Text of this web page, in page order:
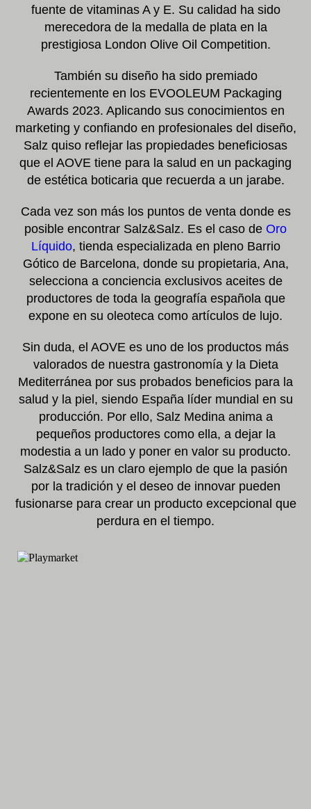
fuente de vitaminas A y E. Su calidad ha sido
merecedora de la medalla de plata en la
prestigiosa London Olive Oil Competition.
También su diseño ha sido premiado
recientemente en los EVOOLEUM Packaging
Awards 2023. Aplicando sus conocimientos en
marketing y confiando en profesionales del diseño,
Salz quiso reflejar las propiedades beneficiosas
que el AOVE tiene para la salud en un packaging
de estética boticaria que recuerda a un jarabe.
Cada vez son más los puntos de venta donde es
posible encontrar Salz&Salz. Es el caso de Oro
Líquido, tienda especializada en pleno Barrio
Gótico de Barcelona, donde su propietaria, Ana,
selecciona a conciencia exclusivos aceites de
productores de toda la geografía española que
expone en su oleoteca como artículos de lujo.
Sin duda, el AOVE es uno de los productos más
valorados de nuestra gastronomía y la Dieta
Mediterránea por sus probados beneficios para la
salud y la piel, siendo España líder mundial en su
producción. Por ello, Salz Medina anima a
pequeños productores como ella, a dejar la
modestia a un lado y poner en valor su producto.
Salz&Salz es un claro ejemplo de que la pasión
por la tradición y el deseo de innovar pueden
fusionarse para crear un producto excepcional que
perdura en el tiempo.